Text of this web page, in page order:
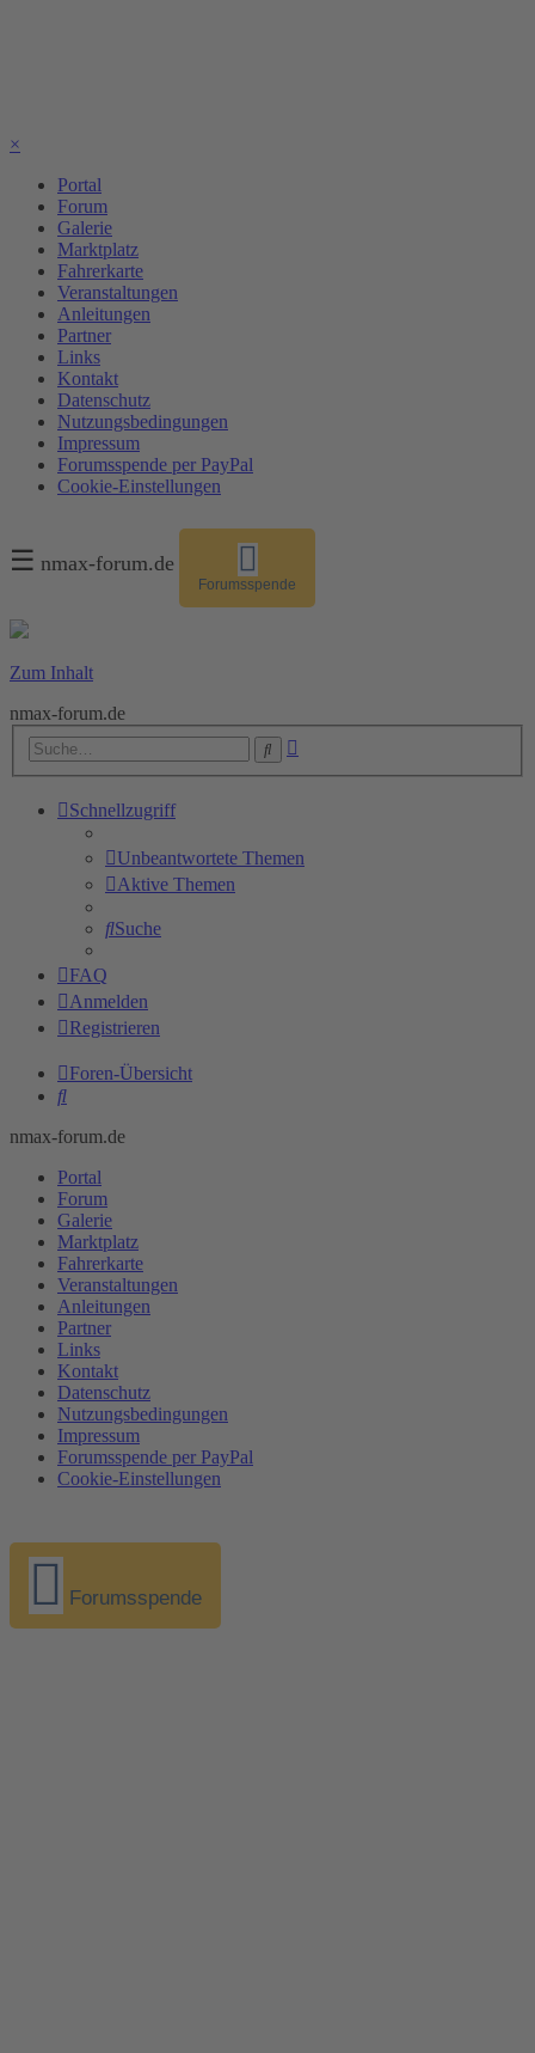
×
Portal
Forum
Galerie
Marktplatz
Fahrerkarte
Veranstaltungen
Anleitungen
Partner
Links
Kontakt
Datenschutz
Nutzungsbedingungen
Impressum
Forumsspende per PayPal
Cookie-Einstellungen
☰ nmax-forum.de
Forumsspende
Zum Inhalt
nmax-forum.de
Suche
Schnellzugriff
Unbeantwortete Themen
Aktive Themen
Suche
FAQ
Anmelden
Registrieren
Foren-Übersicht
Suche
nmax-forum.de
Portal
Forum
Galerie
Marktplatz
Fahrerkarte
Veranstaltungen
Anleitungen
Partner
Links
Kontakt
Datenschutz
Nutzungsbedingungen
Impressum
Forumsspende per PayPal
Cookie-Einstellungen
Forumsspende